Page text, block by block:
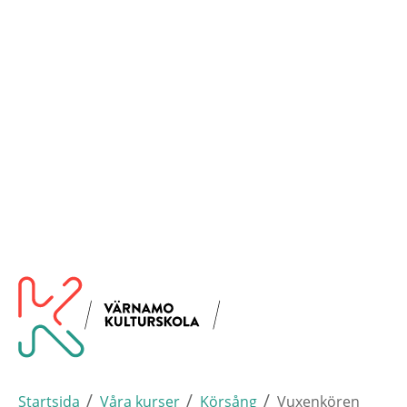
huvudinnehållet
Till startsidan
Startsida / Våra kurser / Körsång / Vuxenkören